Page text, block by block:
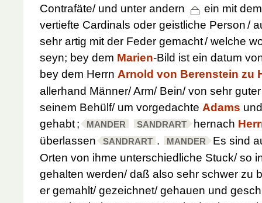
Contrafäte/ und unter andern
ein mit
vertiefte Cardinals oder geistliche Person/
sehr artig mit der Feder gemacht/ welche
seyn; bey dem Marien-Bild ist ein datum
bey dem Herrn Arnold von Berenstein zu
allerhand Männer/ Arm/ Bein/ von sehr
seinem Behülf/ um vorgedachte Adams
gehabt; MANDER SANDRART hernach
überlassen
SANDRART . MANDER
Es sind
Orten von ihme unterschiedliche Stuck/ so
gehalten werden/ daß also sehr schwer zu
er gemahlt/ gezeichnet/ gehauen und